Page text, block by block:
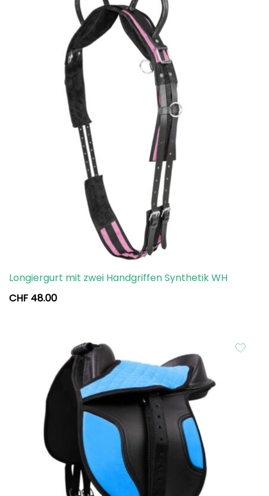
Longiergurt mit zwei Handgriffen Synthetik WH
CHF 48.00